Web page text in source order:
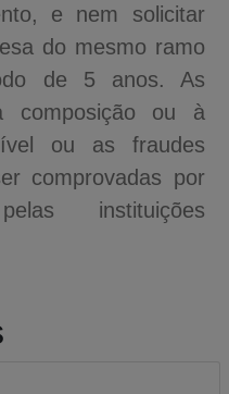
e nem solicitar
do mesmo ramo
de 5 anos. As
composição ou à
ou as fraudes
comprovadas por
instituições